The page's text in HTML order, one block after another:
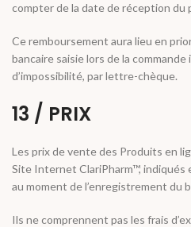
compter de la date de réception du
Ce remboursement aura lieu en
bancaire saisie lors de la commande
d’impossibilité, par lettre-chèque.
13 / PRIX
Les prix de vente des Produits en
Site Internet ClariPharm™, indiqués
au moment de l’enregistrement du
Ils ne comprennent pas les frais